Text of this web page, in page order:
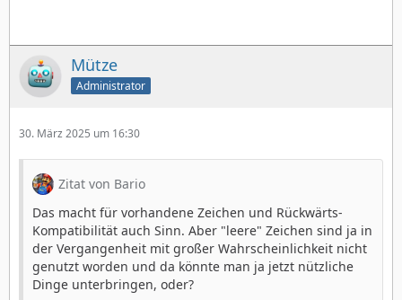
Mütze
Administrator
30. März 2025 um 16:30
Zitat von Bario
Das macht für vorhandene Zeichen und Rückwärts-
Kompatibilität auch Sinn. Aber "leere" Zeichen sind ja in
der Vergangenheit mit großer Wahrscheinlichkeit nicht
genutzt worden und da könnte man ja jetzt nützliche
Dinge unterbringen, oder?